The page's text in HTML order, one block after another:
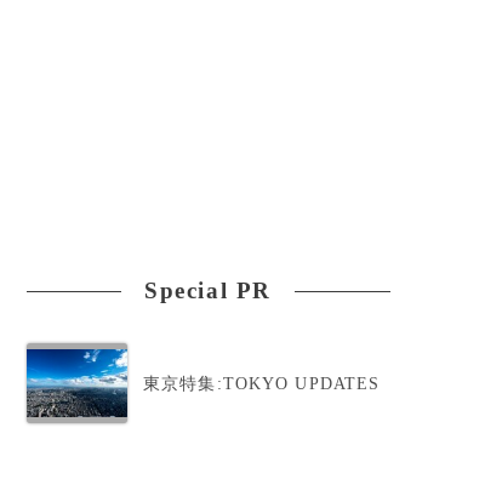
Special PR
東京特集:TOKYO UPDATES